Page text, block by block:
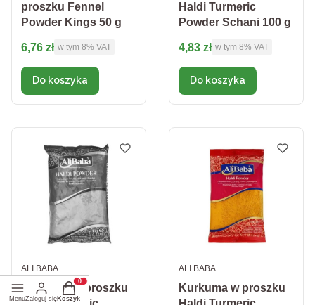
proszku Fennel
Powder Kings 50 g
Cena brutto
6,76 zł w tym %s VAT
w tym 8% VAT
Do koszyka
Haldi Turmeric
Powder Schani 100 g
Cena brutto
4,83 zł w tym %s VAT
w tym 8% VAT
Do koszyka
Kurkuma w proszku
PRODUCENT
ALI BABA
Kurkuma w proszku
PRODUCENT
ALI BABA
MenuZaloguj się
Produkty w koszyku: 0. Zobacz szczegóły
Koszyk